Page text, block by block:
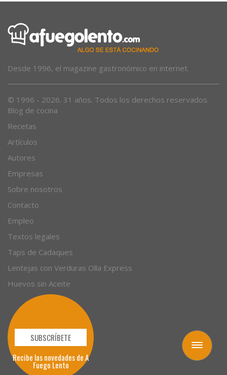
Toggle
navigation
Desde 1996, el magazine gastronómico en internet.
© 1996 - 2026. 31 años. Todos los derechos reservados.
Blog de cocina
Recetas
Artículos
Autores
Empresas
Sobre nosotros
Contacto
Empleo
Textos legales
Taps de Cadaques
Lentejas con Verduras Olla Express
Huevos sin Aceite
SUBSCRÍBETE
Recibe las novedades de A
Fuego Lento